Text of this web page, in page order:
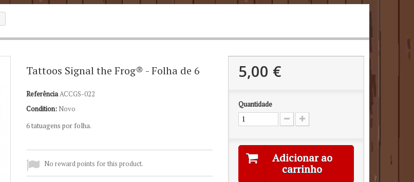
Tattoos Signal the Frog®️ - Folha de 6
ReferênciaACCGS-022
Condition: Novo
6 tatuagens por folha.
No reward points for this product.
5,00 €
Quantidade
Adicionar ao
carrinho